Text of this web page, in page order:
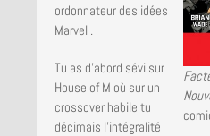
ordonnateur des idées
Marvel .
Tu as d’abord sévi sur
House of M où sur un
crossover habile tu
décimais l’intégralité